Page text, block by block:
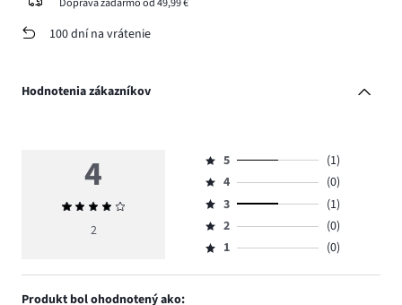
100 dní na vrátenie
Hodnotenia zákazníkov
4
Priemerné
hodnotenie
2
Hodnotenie
5,
počet
hlasov
1.
5
(1)
Hodnotenie
4,
počet
hlasov
4
(0)
Hodnotenie
3,
počet
3
(1)
Hodnotenie
2,
2
(0)
Hodnotenie
1,
1 (0)
Produkt bol ohodnotený ako: